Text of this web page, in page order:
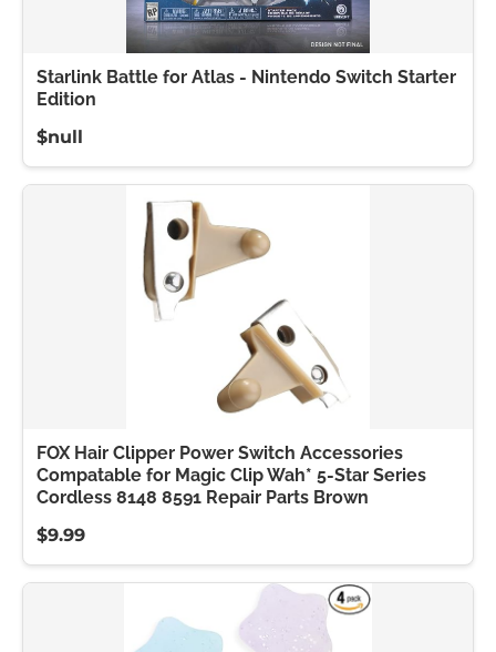
Starlink Battle for Atlas - Nintendo Switch Starter
Edition
$null
FOX Hair Clipper Power Switch Accessories
Compatable for Magic Clip Wah* 5-Star Series
Cordless 8148 8591 Repair Parts Brown
$9.99